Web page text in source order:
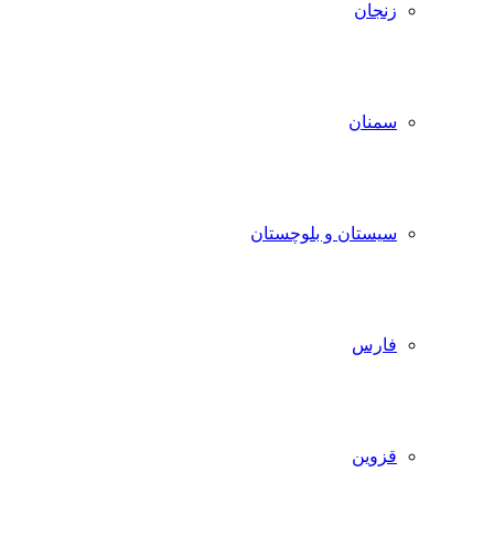
زنجان
سمنان
سیستان و بلوچستان
فارس
قزوین